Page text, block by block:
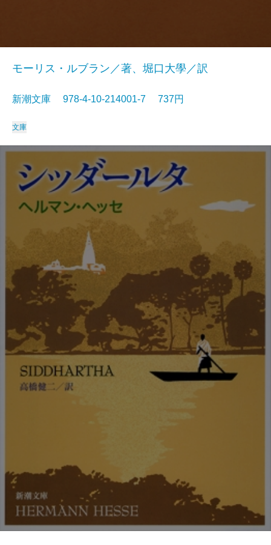
モーリス・ルブラン／著、堀口大學／訳
新潮文庫 978-4-10-214001-7 737円
文庫